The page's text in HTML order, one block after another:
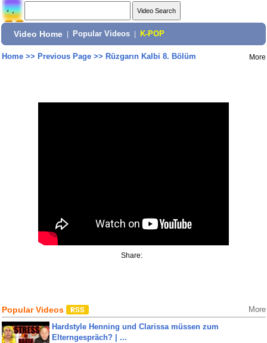
Video Home Popular Videos K-POP
Home>> Previous Page>> Rüzgarın Kalbi 8. Bölüm More
Share:
Popular Videos More
Hardstyle Henning und Clarissa müssen zum
Elterngespräch? | ...